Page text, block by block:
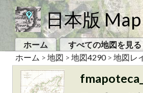
日本版
ホーム すべての地図を見る
ホーム > 地図 > 地図4290> 地図レ